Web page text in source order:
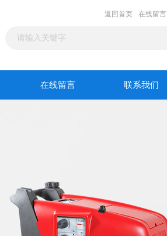
返回首页 在线留言
在线留言 联系我们